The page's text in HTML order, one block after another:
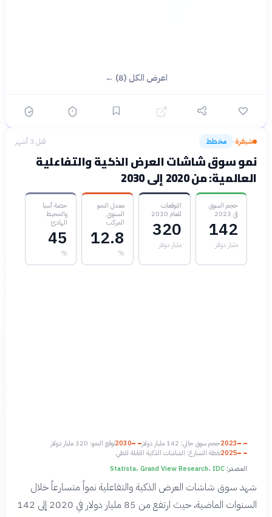
اعرض الكل (8) ←
شيفرة› مخطط قبل 3 أشهر
نمو سوق شاشات العرض الذكية والتفاعلية
العالمية: من 2020 إلى 2030
حجم السوق
في 2023
142
مليار دولار
التوقعات
للعام 2030
320
مليار دولار
معدل النمو
السنوي
المركب
12.8
%
حصة آسيا
والمحيط
الهادئ
45
%
2023حجم سوق حالي: 142 مليار دولار 2030توقع النمو: 320 مليار دولار
2025نقطة التسارع: الشاشات الذكية القابلة للطي
المصدر: Statista، Grand View Research، IDC
شهد سوق شاشات العرض الذكية والتفاعلية نمواً متسارعاً خلال
السنوات الماضية، حيث ارتفع من 85 مليار دولار في 2020 إلى 142